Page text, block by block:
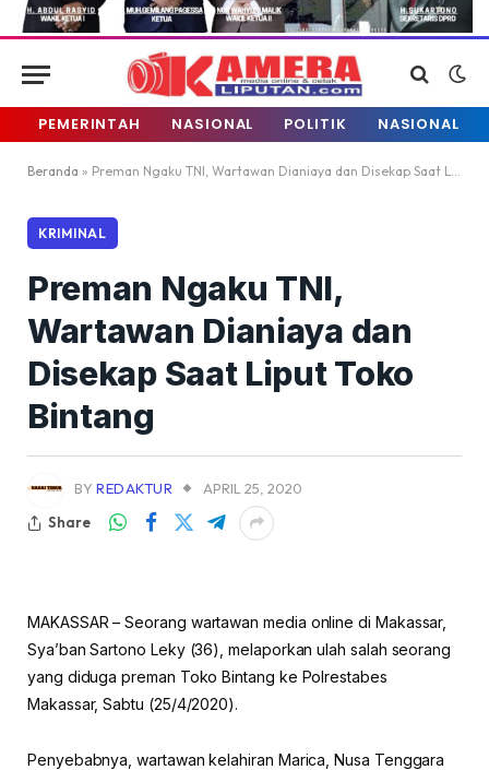
PEMERINTAH NASIONAL POLITIK NASIONAL
Beranda » Preman Ngaku TNI, Wartawan Dianiaya dan Disekap Saat Liput Toko Bintang
KRIMINAL
Preman Ngaku TNI,
Wartawan Dianiaya dan
Disekap Saat Liput Toko
Bintang
BY REDAKTUR
APRIL 25, 2020
Share
MAKASSAR – Seorang wartawan media online di Makassar,
Sya’ban Sartono Leky (36), melaporkan ulah salah seorang
yang diduga preman Toko Bintang ke Polrestabes
Makassar, Sabtu (25/4/2020).
Penyebabnya, wartawan kelahiran Marica, Nusa Tenggara